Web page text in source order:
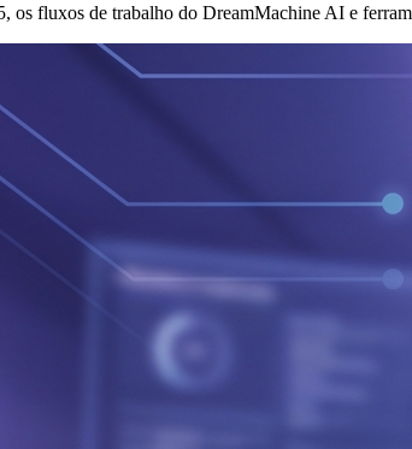
os fluxos de trabalho do DreamMachine AI e